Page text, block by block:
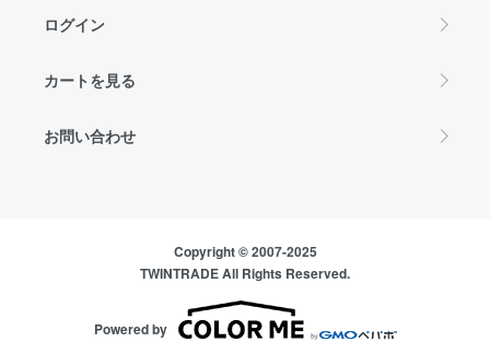
ログイン
カートを見る
お問い合わせ
Copyright © 2007-2025
TWINTRADE All Rights Reserved.
Powered by